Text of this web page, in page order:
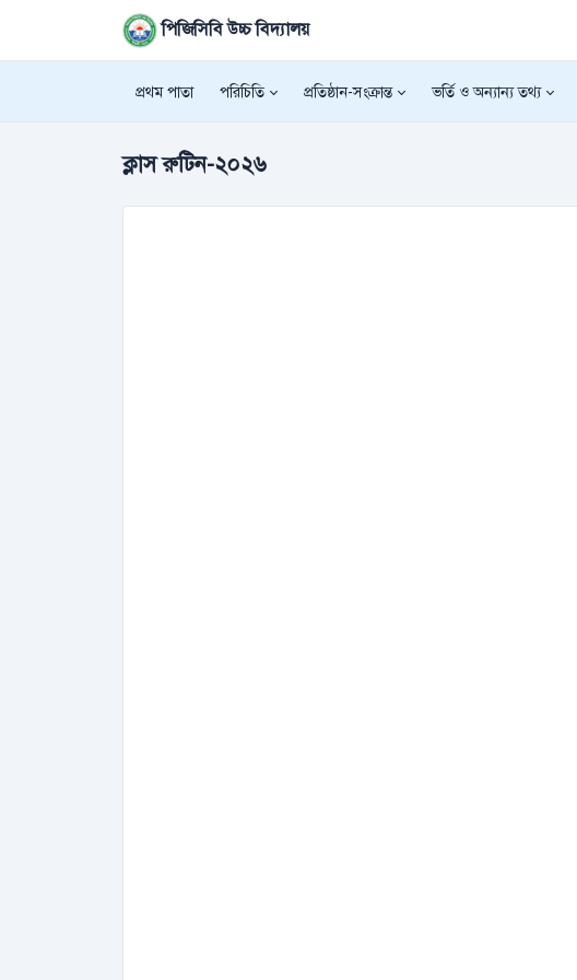
পিজিসিবি উচ্চ বিদ্যালয়
প্রথম পাতা পরিচিতি প্রতিষ্ঠান-সংক্রান্ত ভর্তি ও অন্যান্য তথ্য
ক্লাস রুটিন-২০২৬